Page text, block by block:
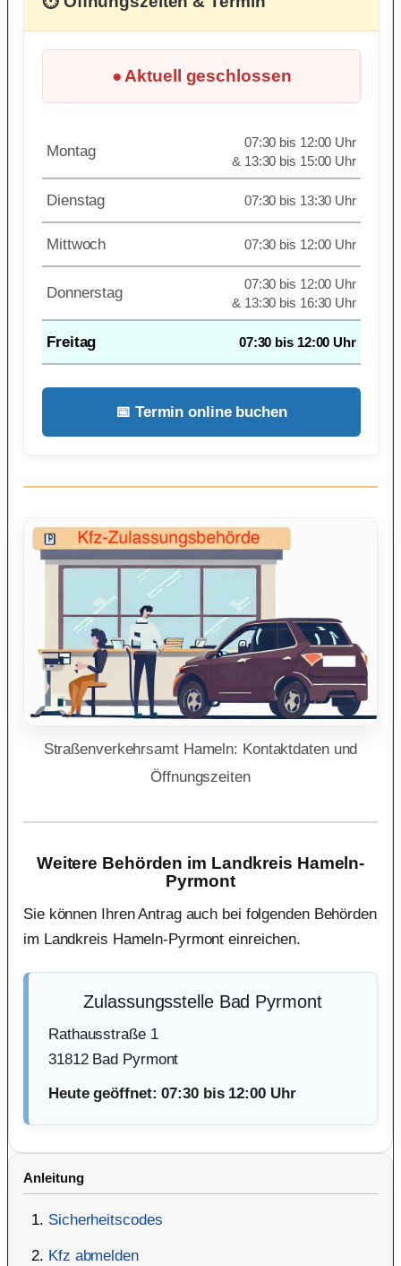
Anleitung
Sicherheitscodes
Kfz abmelden
● Aktuell geschlossen
Montag
07:30 bis 12:00 Uhr
& 13:30 bis 15:00 Uhr
Dienstag 07:30 bis 13:30 Uhr
Mittwoch 07:30 bis 12:00 Uhr
Donnerstag
07:30 bis 12:00 Uhr
& 13:30 bis 16:30 Uhr
Freitag 07:30 bis 12:00 Uhr
📅 Termin online buchen
Straßenverkehrsamt Hameln: Kontaktdaten und
Öffnungszeiten
Weitere Behörden im Landkreis Hameln-
Pyrmont
Sie können Ihren Antrag auch bei folgenden Behörden
im Landkreis Hameln-Pyrmont einreichen.
Zulassungsstelle Bad Pyrmont
Rathausstraße 1
31812 Bad Pyrmont
Heute geöffnet: 07:30 bis 12:00 Uhr